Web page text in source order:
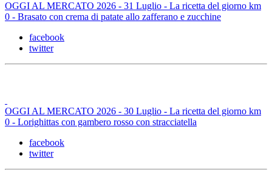
OGGI AL MERCATO 2026 - 31 Luglio - La ricetta del giorno km
0 - Brasato con crema di patate allo zafferano e zucchine
facebook
twitter
OGGI AL MERCATO 2026 - 30 Luglio - La ricetta del giorno km
0 - Lorighittas con gambero rosso con stracciatella
facebook
twitter